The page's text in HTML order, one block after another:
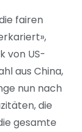
fairen
von US-
aus China,
nun nach
die
gesamte